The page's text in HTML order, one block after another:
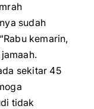
sudah
kemarin,
sekitar 45
tidak